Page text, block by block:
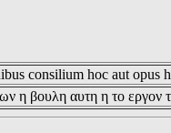
consilium hoc aut opus
η βουλη αυτη η το εργον